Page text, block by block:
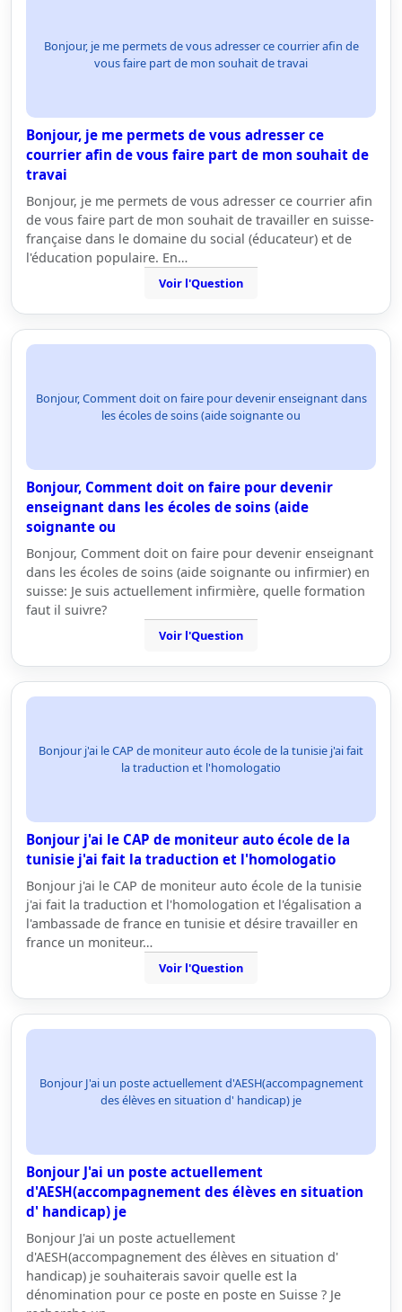
Bonjour, je me permets de vous adresser ce courrier afin de
vous faire part de mon souhait de travai
Bonjour, je me permets de vous adresser ce
courrier afin de vous faire part de mon souhait de
travai
Bonjour, je me permets de vous adresser ce courrier afin
de vous faire part de mon souhait de travailler en suisse-
française dans le domaine du social (éducateur) et de
l'éducation populaire. En…
Voir l'Question
Bonjour, Comment doit on faire pour devenir enseignant dans
les écoles de soins (aide soignante ou
Bonjour, Comment doit on faire pour devenir
enseignant dans les écoles de soins (aide
soignante ou
Bonjour, Comment doit on faire pour devenir enseignant
dans les écoles de soins (aide soignante ou infirmier) en
suisse: Je suis actuellement infirmière, quelle formation
faut il suivre?
Voir l'Question
Bonjour j'ai le CAP de moniteur auto école de la tunisie j'ai fait
la traduction et l'homologatio
Bonjour j'ai le CAP de moniteur auto école de la
tunisie j'ai fait la traduction et l'homologatio
Bonjour j'ai le CAP de moniteur auto école de la tunisie
j'ai fait la traduction et l'homologation et l'égalisation a
l'ambassade de france en tunisie et désire travailler en
france un moniteur…
Voir l'Question
Bonjour J'ai un poste actuellement d'AESH(accompagnement
des élèves en situation d' handicap) je
Bonjour J'ai un poste actuellement
d'AESH(accompagnement des élèves en situation
d' handicap) je
Bonjour J'ai un poste actuellement
d'AESH(accompagnement des élèves en situation d'
handicap) je souhaiterais savoir quelle est la
dénomination pour ce poste en poste en Suisse ? Je